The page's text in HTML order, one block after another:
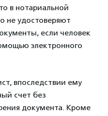
в нотариальной
не удостоверяют
если человек
электронного
впоследствии ему
счет без
документа. Кроме